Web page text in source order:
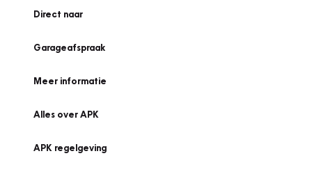
Direct naar
Garageafspraak
Meer informatie
Alles over APK
APK regelgeving